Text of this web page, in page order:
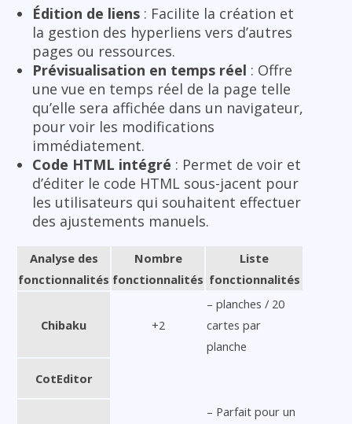
Édition de liens : Facilite la création et
la gestion des hyperliens vers d’autres
pages ou ressources.
Prévisualisation en temps réel : Offre
une vue en temps réel de la page telle
qu’elle sera affichée dans un navigateur,
pour voir les modifications
immédiatement.
Code HTML intégré : Permet de voir et
d’éditer le code HTML sous-jacent pour
les utilisateurs qui souhaitent effectuer
des ajustements manuels.
Analyse des
fonctionnalités
Nombre
fonctionnalités
Liste
fonctionnalités
Chibaku +2
– planches / 20
cartes par
planche
CotEditor
– Parfait pour un